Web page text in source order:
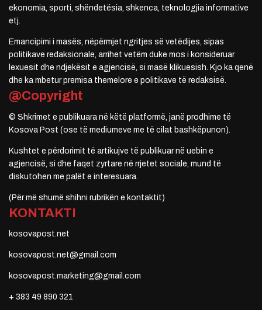
ekonomia, sporti, shëndetësia, shkenca, teknologjia informative
etj.
Emancipimi i masës, nëpërmjet ngritjes së vetëdijes, sipas
politikave redaksionale, arrihet vetëm duke mos i konsideruar
lexuesit dhe ndjekësit e agjencisë, si masë klikuesish. Kjo ka qenë
dhe ka mbetur premisa themelore e politikave të redaksisë.
@Copyright
© Shkrimet e publikuara në këtë platformë, janë prodhime të
Kosova Post (ose të mediumeve me të cilat bashkëpunon).
Kushtet e përdorimit të artikujve të publikuar në uebin e
agjencisë, si dhe faqet zyrtare në rrjetet sociale, mund të
diskutohen me palët e interesuara.
(Për më shumë shihni rubrikën e kontaktit)
KONTAKTI
kosovapost.net
kosovapost.net@gmail.com
kosovapost.marketing@gmail.com
+ 383 49 890 321